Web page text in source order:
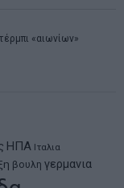
«αιωνίων»
ΗΠΑ Ιταλια
βουλη γερμανια